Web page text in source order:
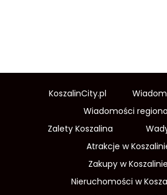
KoszalinCity.pl
Wiadomości
Zalety Koszalina
Atrakcje w
Zakupy w Koszalinie
Nieruchomości w